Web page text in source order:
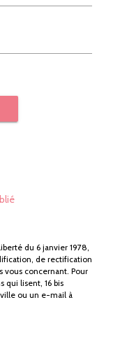
du 6 janvier 1978,
de rectification
vous concernant. Pour
qui lisent, 16 bis
ou un e-mail à